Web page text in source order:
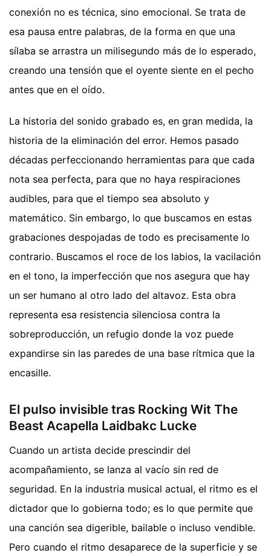
conexión no es técnica, sino emocional. Se trata de
esa pausa entre palabras, de la forma en que una
sílaba se arrastra un milisegundo más de lo esperado,
creando una tensión que el oyente siente en el pecho
antes que en el oído.
La historia del sonido grabado es, en gran medida, la
historia de la eliminación del error. Hemos pasado
décadas perfeccionando herramientas para que cada
nota sea perfecta, para que no haya respiraciones
audibles, para que el tiempo sea absoluto y
matemático. Sin embargo, lo que buscamos en estas
grabaciones despojadas de todo es precisamente lo
contrario. Buscamos el roce de los labios, la vacilación
en el tono, la imperfección que nos asegura que hay
un ser humano al otro lado del altavoz. Esta obra
representa esa resistencia silenciosa contra la
sobreproducción, un refugio donde la voz puede
expandirse sin las paredes de una base rítmica que la
encasille.
El pulso invisible tras Rocking Wit The
Beast Acapella Laidbakc Lucke
Cuando un artista decide prescindir del
acompañamiento, se lanza al vacío sin red de
seguridad. En la industria musical actual, el ritmo es el
dictador que lo gobierna todo; es lo que permite que
una canción sea digerible, bailable o incluso vendible.
Pero cuando el ritmo desaparece de la superficie y se